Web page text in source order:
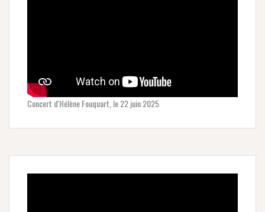
Concert d'Hélène Fouquart, le 22 juin 2025